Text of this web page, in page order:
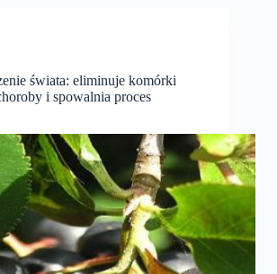
świata: eliminuje komórki
i spowalnia proces